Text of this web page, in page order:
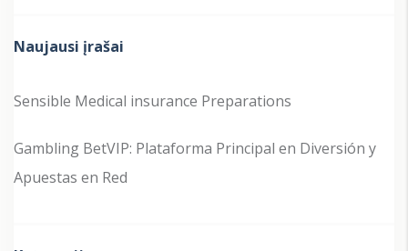
Naujausi įrašai
Sensible Medical insurance Preparations
Gambling BetVIP: Plataforma Principal en Diversión y
Apuestas en Red